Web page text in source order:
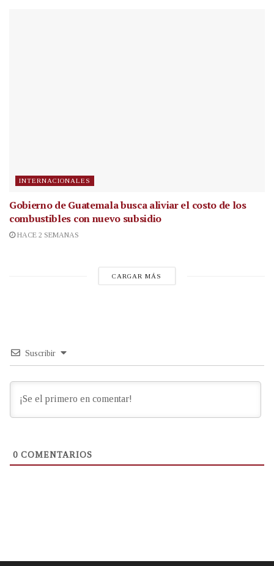
INTERNACIONALES
Gobierno de Guatemala busca aliviar el costo de los
combustibles con nuevo subsidio
HACE 2 SEMANAS
CARGAR MÁS
Suscribir
0 COMENTARIOS